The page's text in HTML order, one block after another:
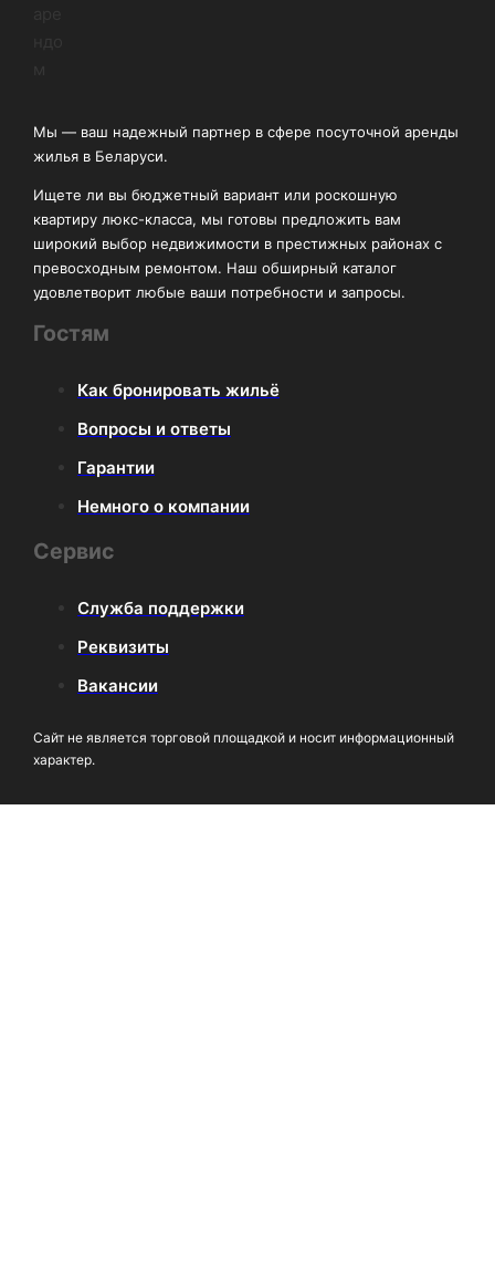
Мы — ваш надежный партнер в сфере посуточной аренды
жилья в Беларуси.
Ищете ли вы бюджетный вариант или роскошную
квартиру люкс-класса, мы готовы предложить вам
широкий выбор недвижимости в престижных районах с
превосходным ремонтом. Наш обширный каталог
удовлетворит любые ваши потребности и запросы.
Гостям
Как бронировать жильё
Вопросы и ответы
Гарантии
Немного о компании
Сервис
Служба поддержки
Реквизиты
Вакансии
Сайт не является торговой площадкой и носит информационный
характер.